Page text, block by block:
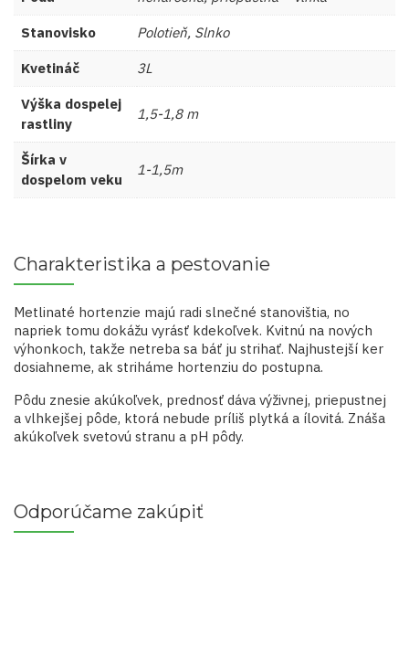
Stanovisko Polotieň, Slnko
Kvetináč 3L
Výška dospelej
rastliny
1,5-1,8 m
Šírka v
dospelom veku
1-1,5m
Charakteristika a pestovanie
Metlinaté hortenzie majú radi slnečné stanovištia, no
napriek tomu dokážu vyrásť kdekoľvek. Kvitnú na nových
výhonkoch, takže netreba sa báť ju strihať. Najhustejší ker
dosiahneme, ak striháme hortenziu do postupna.
Pôdu znesie akúkoľvek, prednosť dáva výživnej, priepustnej
a vlhkejšej pôde, ktorá nebude príliš plytká a ílovitá. Znáša
akúkoľvek svetovú stranu a pH pôdy.
Odporúčame zakúpiť